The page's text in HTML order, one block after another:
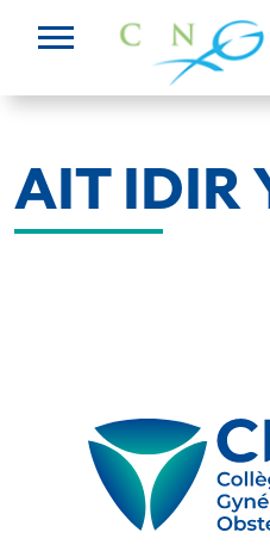
AIT IDIR